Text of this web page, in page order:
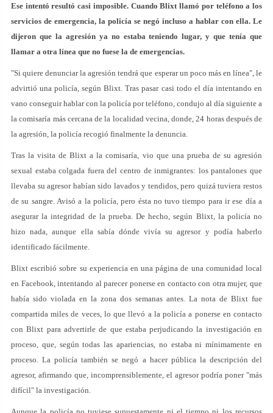
Ese intentó resultó casi imposible. Cuando Blixt llamó por teléfono a los
servicios de emergencia, la policía se negó incluso a hablar con ella. Le
dijeron que la agresión ya no estaba teniendo lugar, y que tenía que
llamar a otra línea que no fuese la de emergencias.
"Si quiere denunciar la agresión tendrá que esperar un poco más en línea", le
advirtió una policía, según Blixt. Tras pasar casi todo el día intentando en
vano conseguir hablar con la policía por teléfono, condujo al día siguiente a
la comisaría más cercana de la localidad vecina, donde, 24 horas después de
la agresión, la policía recogió finalmente la denuncia.
Tras la visita de Blixt a la comisaría, vio que una prueba de su agresión
sexual estaba colgada fuera del centro de inmigrantes: los pantalones que
llevaba su agresor habían sido lavados y tendidos, pero quizá tuviera restos
de su sangre. Avisó a la policía, pero ésta no tuvo tiempo para ir ese día a
asegurar la integridad de la prueba. De hecho, según Blixt, la policía no
hizo nada, aunque ella sabía dónde vivía su agresor y podía haberlo
identificado fácilmente.
Blixt escribió sobre su experiencia en una página de una comunidad local
en Facebook, intentando al parecer ponerse en contacto con otra mujer, que
había sido violada en la zona dos semanas antes. La nota de Blixt fue
compartida miles de veces, lo que llevó a la policía a ponerse en contacto
con Blixt para advertirle de que estaba perjudicando la investigación en
proceso, que, según todas las apariencias, no estaba ni mínimamente en
proceso. La policía también se negó a hacer pública la descripción del
agresor, afirmando que, incomprensiblemente, el agresor podría poner "más
difícil" la investigación.